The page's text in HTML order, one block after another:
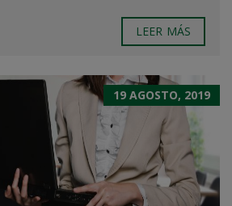
LEER MÁS
19 AGOSTO, 2019